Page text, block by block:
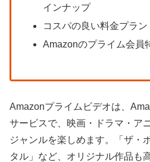
インナップ
コスパの良い料金プラン
Amazonのプライム会員
Amazonプライムビデオは、
サービスで、映画・ドラマ・ア
ジャンルを楽しめます。「ザ・
タル」など、オリジナル作品も